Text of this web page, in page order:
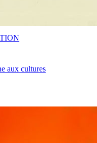
aux cultures